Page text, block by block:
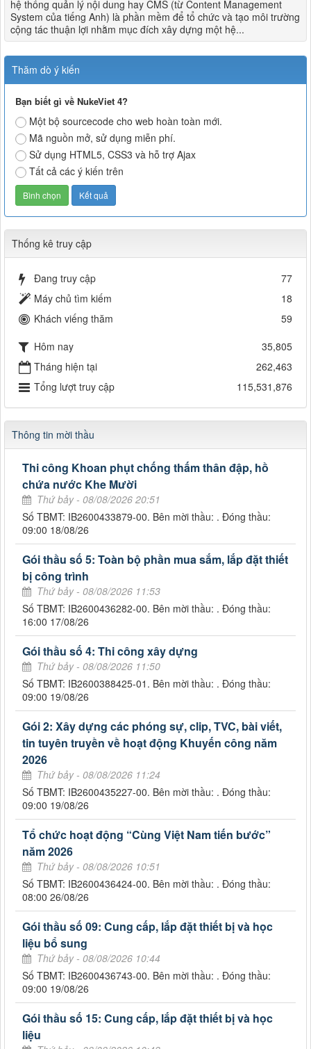
hệ thống quản lý nội dung hay CMS (từ Content Management
System của tiếng Anh) là phần mềm để tổ chức và tạo môi trường
cộng tác thuận lợi nhằm mục đích xây dựng một hệ...
Thăm dò ý kiến
Bạn biết gì về NukeViet 4?
Một bộ sourcecode cho web hoàn toàn mới.
Mã nguồn mở, sử dụng miễn phí.
Sử dụng HTML5, CSS3 và hỗ trợ Ajax
Tất cả các ý kiến trên
Thống kê truy cập
Đang truy cập
77
Máy chủ tìm kiếm
18
Khách viếng thăm
59
Hôm nay
35,805
Tháng hiện tại
262,463
Tổng lượt truy cập
115,531,876
Thông tin mời thầu
Thi công Khoan phụt chống thấm thân đập, hồ
chứa nước Khe Mười
Thứ bảy - 08/08/2026 20:51
Số TBMT: IB2600433879-00. Bên mời thầu: . Đóng thầu:
09:00 18/08/26
Gói thầu số 5: Toàn bộ phần mua sắm, lắp đặt thiết
bị công trình
Thứ bảy - 08/08/2026 11:53
Số TBMT: IB2600436282-00. Bên mời thầu: . Đóng thầu:
16:00 17/08/26
Gói thầu số 4: Thi công xây dựng
Thứ bảy - 08/08/2026 11:50
Số TBMT: IB2600388425-01. Bên mời thầu: . Đóng thầu:
09:00 19/08/26
Gói 2: Xây dựng các phóng sự, clip, TVC, bài viết,
tin tuyên truyền về hoạt động Khuyến công năm
2026
Thứ bảy - 08/08/2026 11:24
Số TBMT: IB2600435227-00. Bên mời thầu: . Đóng thầu:
09:00 19/08/26
Tổ chức hoạt động “Cùng Việt Nam tiến bước”
năm 2026
Thứ bảy - 08/08/2026 10:51
Số TBMT: IB2600436424-00. Bên mời thầu: . Đóng thầu:
08:00 26/08/26
Gói thầu số 09: Cung cấp, lắp đặt thiết bị và học
liệu bổ sung
Thứ bảy - 08/08/2026 10:44
Số TBMT: IB2600436743-00. Bên mời thầu: . Đóng thầu:
09:00 19/08/26
Gói thầu số 15: Cung cấp, lắp đặt thiết bị và học
liệu